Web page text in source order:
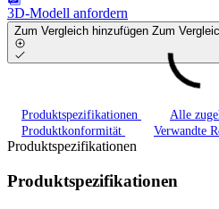
3D-Modell anfordern
Zum Vergleich hinzufügen Zum
Produktspezifikationen
Alle
Produktkonformität
Verwandte
Produktspezifikationen
Produktspezifikationen